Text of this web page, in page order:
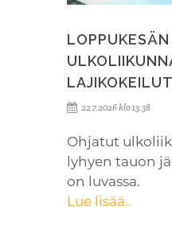
LOPPUKESÄN
LAJIKOKEILUT
22.7.2026 klo 13.38
Ohjatut
lyhyen tauon
on luvassa.
Lue lisää..